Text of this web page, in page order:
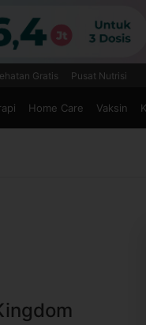
Gratis Pusat Nutrisi
Home Care Vaksin